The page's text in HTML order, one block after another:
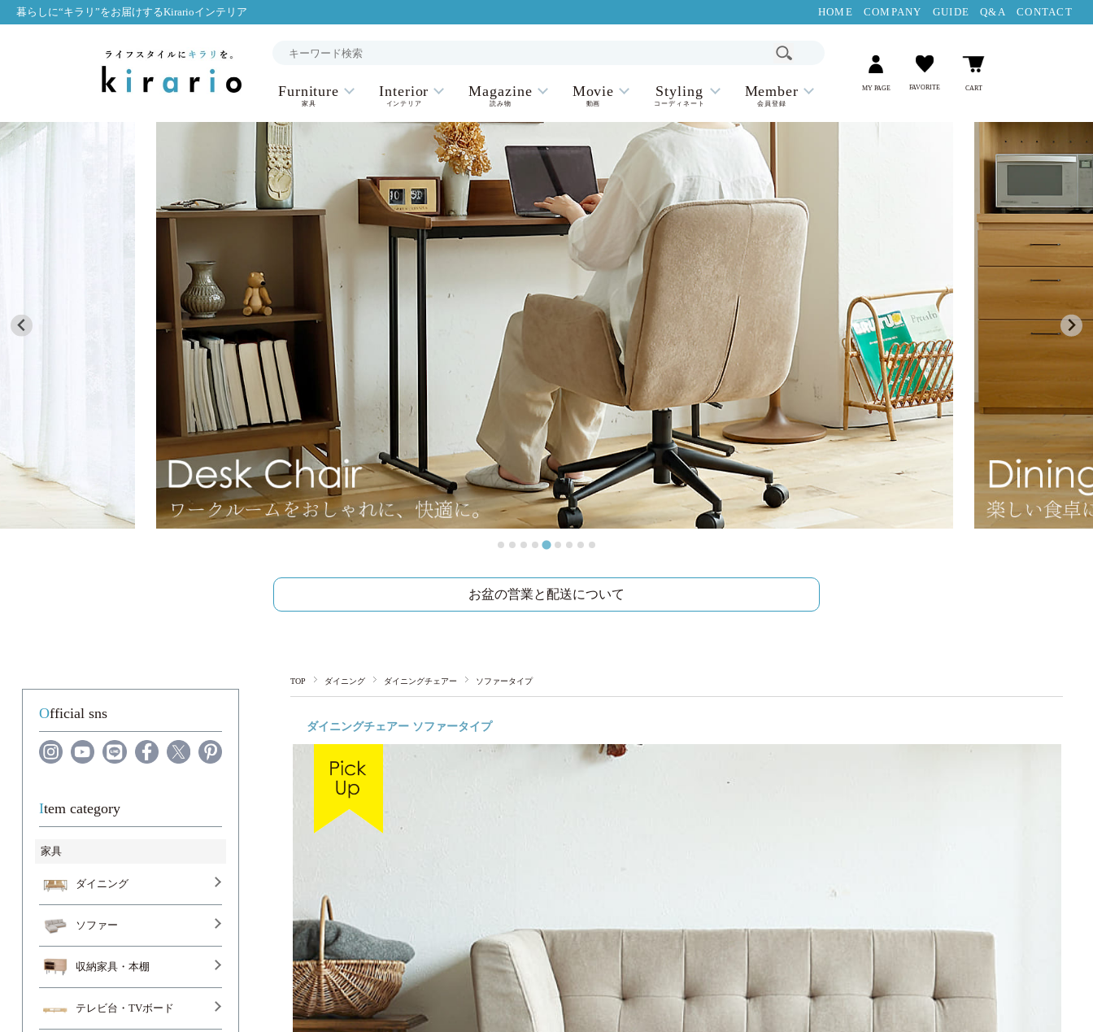
暮らしに“キラリ”をお届けするKirarioインテリア HOME COMPANY GUIDE Q&A CONTACT
Furniture
家具
Interior
インテリア
Magazine
読み物
Movie
動画
Styling
コーディネート
Member
会員登録
MY PAGE FAVORITE CART
お盆の営業と配送について
TOP ダイニング ダイニングチェアー ソファータイプ
ダイニングチェアー ソファータイプ
Official sns
Item category
家具
ダイニング
ソファー
収納家具・本棚
テレビ台・TVボード